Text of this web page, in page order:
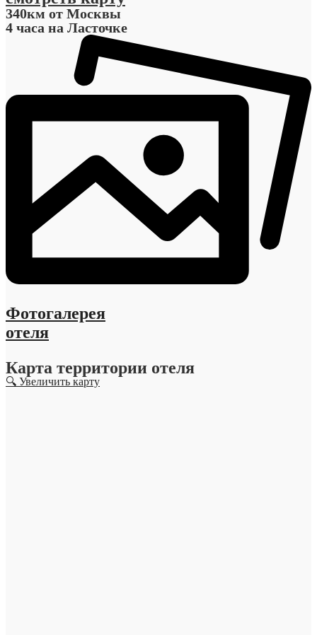
340км от Москвы
4 часа на Ласточке
Фотогалерея
отеля
Карта территории отеля
🔍 Увеличить карту